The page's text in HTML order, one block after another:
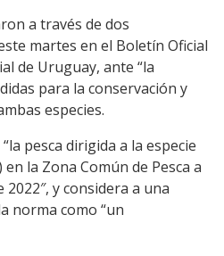
a través de dos
martes en el Boletín Oficial
de Uruguay, ante “la
para la conservación y
especies.
pesca dirigida a la especie
la Zona Común de Pesca a
y considera a una
norma como “un